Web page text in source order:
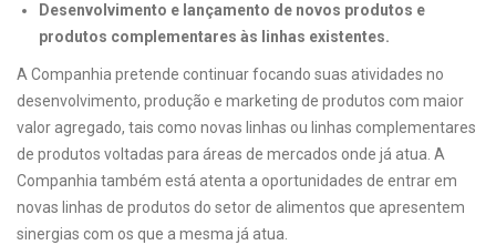
Desenvolvimento e lançamento de novos produtos e
produtos complementares às linhas existentes.
A Companhia pretende continuar focando suas atividades no
desenvolvimento, produção e marketing de produtos com maior
valor agregado, tais como novas linhas ou linhas complementares
de produtos voltadas para áreas de mercados onde já atua. A
Companhia também está atenta a oportunidades de entrar em
novas linhas de produtos do setor de alimentos que apresentem
sinergias com os que a mesma já atua.